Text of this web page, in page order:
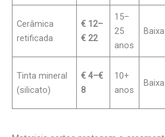
Cerâmica
retificada
€ 12–
€ 22
15–
25
anos
Baixa
Tinta mineral
(silicato)
€ 4–€
8
10+
anos
Baixa